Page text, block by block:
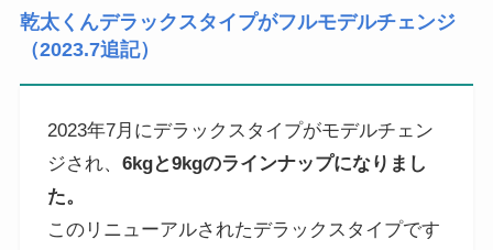
乾太くんデラックスタイプがフルモデルチェンジ
（2023.7追記）
2023年7月にデラックスタイプがモデルチェン
ジされ、6kgと9kgのラインナップになりまし
た。
このリニューアルされたデラックスタイプです